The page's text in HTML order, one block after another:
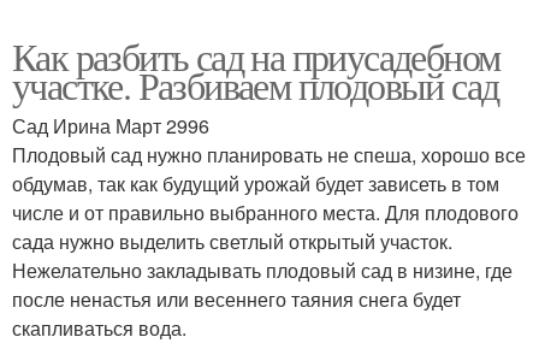
Как разбить сад на приусадебном
участке. Разбиваем плодовый сад
Сад Ирина Март 2996
Плодовый сад нужно планировать не спеша, хорошо все
обдумав, так как будущий урожай будет зависеть в том
числе и от правильно выбранного места. Для плодового
сада нужно выделить светлый открытый участок.
Нежелательно закладывать плодовый сад в низине, где
после ненастья или весеннего таяния снега будет
скапливаться вода.